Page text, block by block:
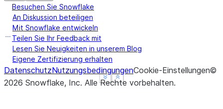
Show less
See more
Show less
See more
Besuchen Sie Snowflake
An Diskussion beteiligen
Mit Snowflake entwickeln
Teilen Sie Ihr Feedback mit
Lesen Sie Neuigkeiten in unserem Blog
Eigene Zertifizierung erhalten
DatenschutzNutzungsbedingungenCookie-Einstellungen©
2026 Snowflake, Inc. Alle Rechte vorbehalten.